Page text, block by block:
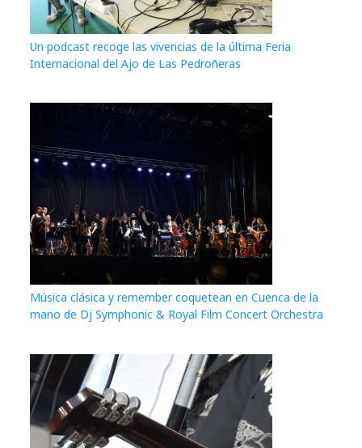
Un podcast recoge las vivencias de la última Feria
Internacional del Ajo de Las Pedroñeras
Música clásica y remember coquetean en Cuenca de la
mano de Dj Symphonic & Royal Film Concert Orchestra